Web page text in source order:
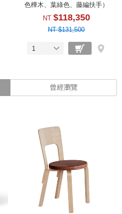
色樺木、葉綠色、藤編扶手）
NT $118,350
NT $131,500
1
曾經瀏覽